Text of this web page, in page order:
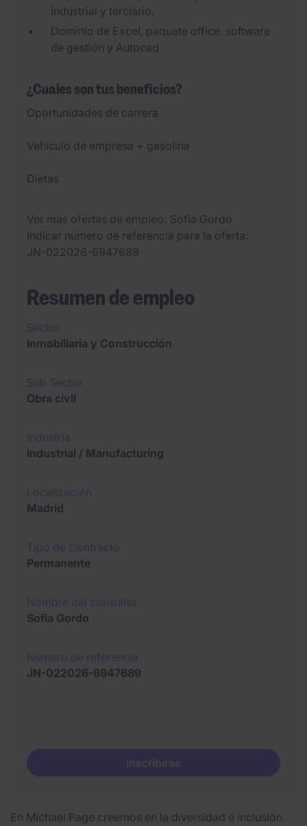
industrial y terciario.
Dominio de Excel, paquete office, software
de gestión y Autocad.
¿Cuáles son tus beneficios?
Oportunidades de carrera
Vehículo de empresa + gasolina
Dietas
Ver más ofertas de empleo Sofia Gordo
Indicar número de referencia para la oferta
JN-022026-6947689
Resumen de empleo
Inmobiliaria y Construcción
Obra civil
Industrial / Manufacturing
Madrid
Permanente
Sofia Gordo
JN-022026-6947689
Inscribirse
En Michael Page creemos en la diversidad e inclusión.